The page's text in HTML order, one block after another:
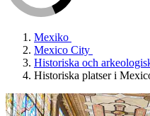
Mexiko
Mexico City
Historiska och
Historiska platser i